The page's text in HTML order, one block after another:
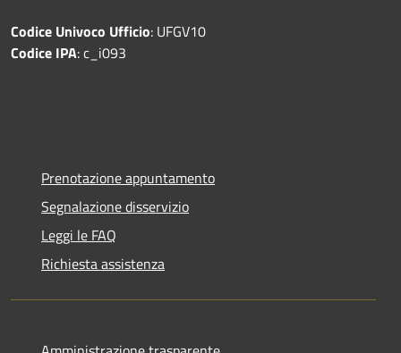
Codice Univoco Ufficio: UFGV10
Codice IPA: c_i093
Prenotazione appuntamento
Segnalazione disservizio
Leggi le FAQ
Richiesta assistenza